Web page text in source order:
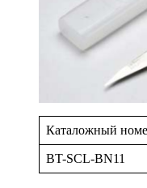
Каталожный
BT-SCL-BN11